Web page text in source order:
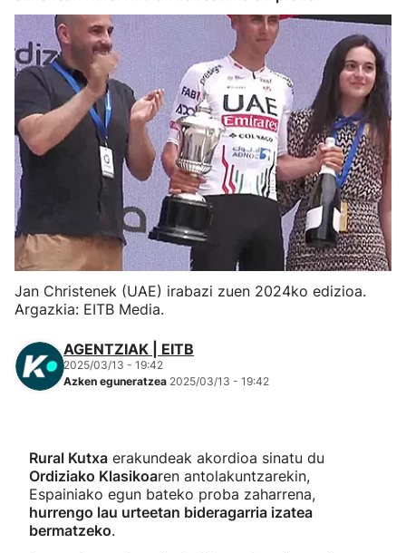
Herri-kirolak
Eskubaloia
Kirolak 360
Atletismoa
Mendi-lasterketak
Kirol gehiago
Jan Christenek (UAE) irabazi zuen 2024ko edizioa.
Argazkia: EITB Media.
AGENTZIAK | EITB
2025/03/13 - 19:42
Azken eguneratzea 2025/03/13 - 19:42
Rural Kutxa erakundeak akordioa sinatu du
Ordiziako Klasikoaren antolakuntzarekin,
Espainiako egun bateko proba zaharrena,
hurrengo lau urteetan bideragarria izatea
bermatzeko.